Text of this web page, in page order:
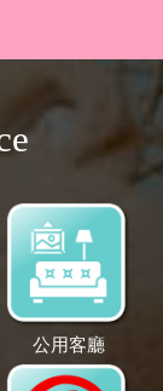
公用客廳